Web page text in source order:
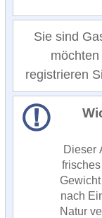
Sie sind
registrieren
Dieser
nach
Natur